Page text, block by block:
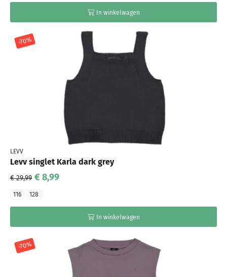
In winkelwagen
-70%
LEVV
Levv singlet Karla dark grey
€ 29,99 € 8,99
116 128
In winkelwagen
-70%